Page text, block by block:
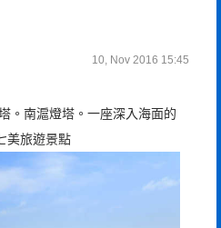
10, Nov 2016 15:45
。南滬燈塔。一座深入海面的
美旅遊景點